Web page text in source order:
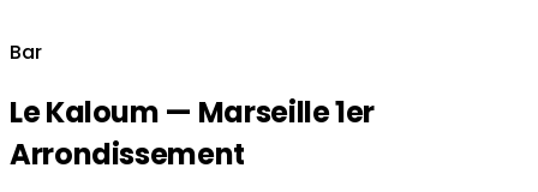
Bar
Le Kaloum — Marseille 1er
Arrondissement